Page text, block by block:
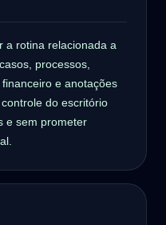
a rotina relacionada a
processos,
e anotações
do escritório
e sem prometer